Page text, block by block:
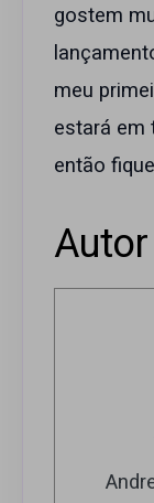
gostem
meu
estará em
então
Autor